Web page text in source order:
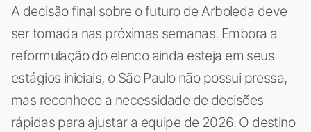
A decisão final sobre o futuro de Arboleda deve
ser tomada nas próximas semanas. Embora a
reformulação do elenco ainda esteja em seus
estágios iniciais, o São Paulo não possui pressa,
mas reconhece a necessidade de decisões
rápidas para ajustar a equipe de 2026. O destino